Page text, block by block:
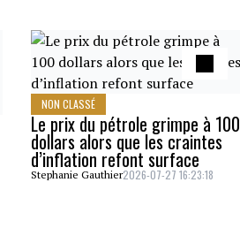
NON CLASSÉ
Le prix du pétrole grimpe à 100
dollars alors que les craintes
d’inflation refont surface
Stephanie Gauthier2026-07-27 16:23:18